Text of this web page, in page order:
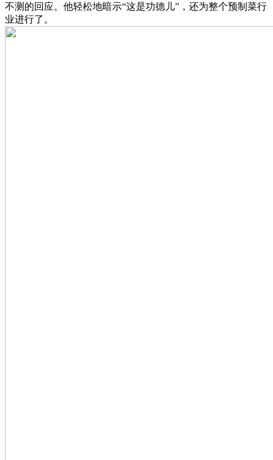
不测的回应。他轻松地暗示“这是功德儿”，还为整个预制菜行
业进行了。